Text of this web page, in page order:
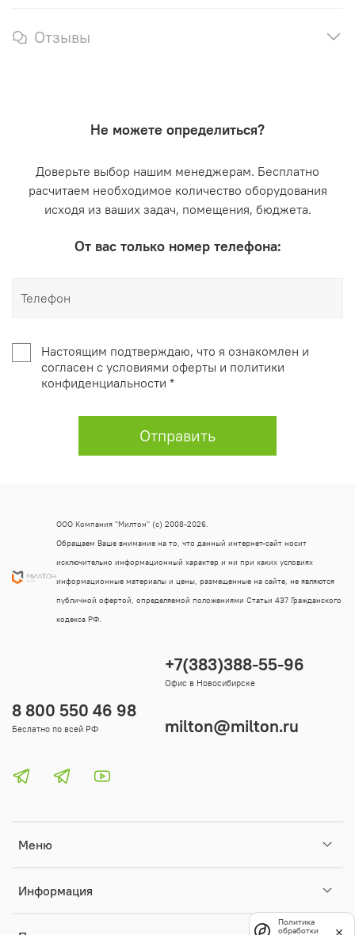
Отзывы
Не можете определиться?
Доверьте выбор нашим менеджерам. Бесплатно
расчитаем необходимое количество оборудования
исходя из ваших задач, помещения, бюджета.
От вас только номер телефона:
Настоящим подтверждаю, что я ознакомлен и
согласен с условиями оферты и политики
конфиденциальности *
Отправить
Меню
Информация
8 800 550 46 98
Беслатно по всей РФ
+7(383)388-55-96
Офис в Новосибирске
milton@milton.ru
ООО Компания "Милтон" (с) 2008-2026.
Обращаем Ваше внимание на то, что данный интернет-сайт носит
исключительно информационный характер и ни при каких условиях
информационные материалы и цены, размещенные на сайте, не являются
публичной офертой, определяемой положениями Статьи 437 Гражданского
кодекса РФ.
Политика
обработки